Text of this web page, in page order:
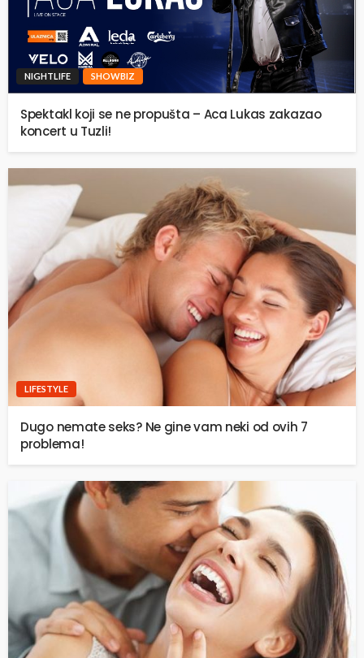
NIGHTLIFE SHOWBIZ
Spektakl koji se ne propušta – Aca Lukas zakazao
koncert u Tuzli!
LIFESTYLE
Dugo nemate seks? Ne gine vam neki od ovih 7
problema!